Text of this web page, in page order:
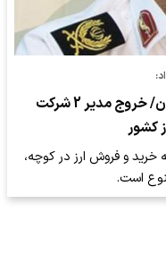
ممنوعیت خریدو فروش ارز در خیابان/ خروج مدیر 2 شرکت
کشور
و فروش ارز در کوچه،
است.